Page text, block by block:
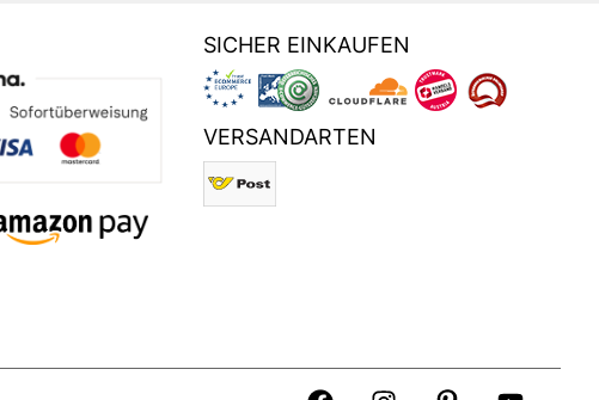
SICHER EINKAUFEN
VERSANDARTEN